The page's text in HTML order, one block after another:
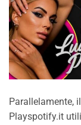
Parallelamente,
Playspotify.it